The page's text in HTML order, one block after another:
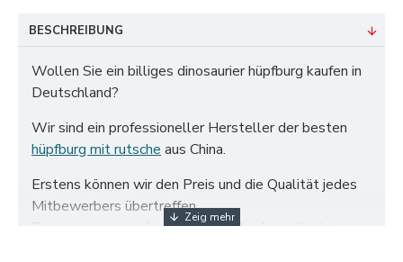
BESCHREIBUNG
Wollen Sie ein billiges dinosaurier hüpfburg kaufen in
Deutschland?
Wir sind ein professioneller Hersteller der besten
hüpfburg mit rutsche aus China.
Erstens können wir den Preis und die Qualität jedes
Mitbewerbers übertreffen.
Zweitens verwenden wir nur das hochwertigste